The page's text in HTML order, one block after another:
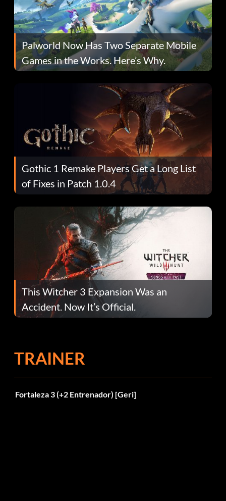
Palworld Now Has Two Separate Mobile
Games in the Works. Here’s Why.
Gothic 1 Remake Players Get a Long List
of Fixes in Patch 1.0.4
This Witcher 3 Expansion Was an
Accident. Now It’s Official.
TRAINER
Fortaleza 3 (+2 Entrenador) [Geri]